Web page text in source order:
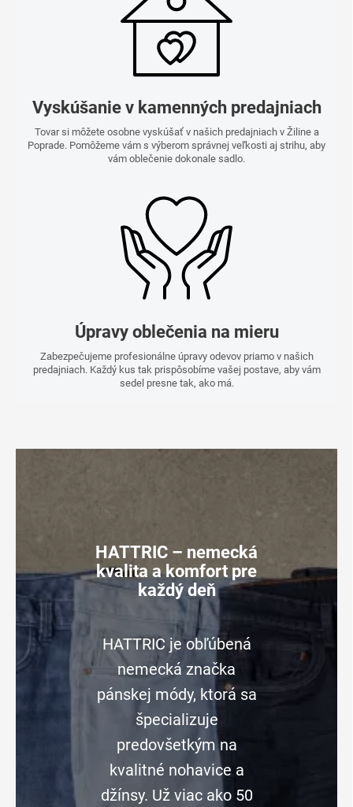
Vyskúšanie v kamenných predajniach
Tovar si môžete osobne vyskúšať v našich predajniach v Žiline a
Poprade. Pomôžeme vám s výberom správnej veľkosti aj strihu, aby
vám oblečenie dokonale sadlo.
Úpravy oblečenia na mieru
Zabezpečujeme profesionálne úpravy odevov priamo v našich
predajniach. Každý kus tak prispôsobíme vašej postave, aby vám
sedel presne tak, ako má.
HATTRIC – nemecká
kvalita a komfort pre
každý deň
HATTRIC je obľúbená
nemecká značka
pánskej módy, ktorá sa
špecializuje
predovšetkým na
kvalitné nohavice a
džínsy. Už viac ako 50